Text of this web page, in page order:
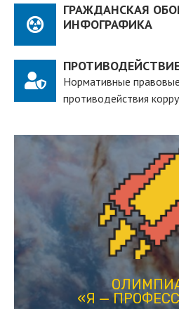
ГРАЖДАНСКАЯ
ИНФОГРАФИКА
Нормативные
противодействия
«Я —
«Я —
студенческая олимпиада,
действующих